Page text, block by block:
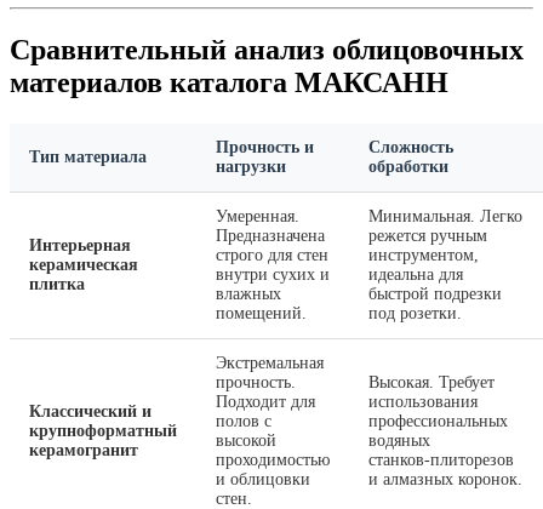
Сравнительный анализ облицовочных
материалов каталога МАКСАНН
Тип материала
Прочность и
нагрузки
Сложность
обработки
Интерьерная
керамическая
плитка
Умеренная.
Предназначена
строго для стен
внутри сухих и
влажных
помещений.
Минимальная. Легко
режется ручным
инструментом,
идеальна для
быстрой подрезки
под розетки.
Классический и
крупноформатный
керамогранит
Экстремальная
прочность.
Подходит для
полов с
высокой
проходимостью
и облицовки
стен.
Высокая. Требует
использования
профессиональных
водяных
станков‑плиторезов
и алмазных коронок.